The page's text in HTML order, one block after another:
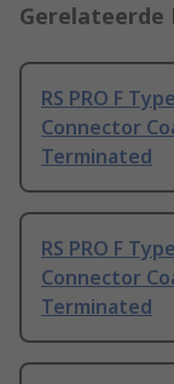
Gerelateerde
RS PRO F
Connector
Terminated
RS PRO F
Connector
Terminated